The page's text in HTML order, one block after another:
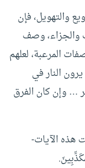
والتهويل، فإن
والجزاء، وصف
المرعبة، لعلهم
النار في
… وإن كان الفرق
هذه الآيات-